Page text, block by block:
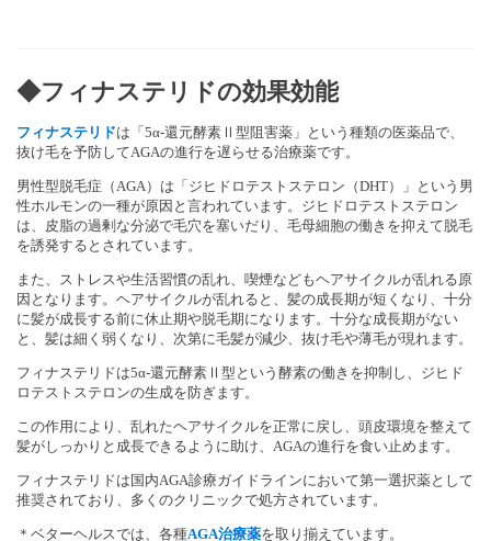
◆フィナステリドの効果効能
フィナステリドは「5α-還元酵素Ⅱ型阻害薬」という種類の医薬品で、
抜け毛を予防してAGAの進行を遅らせる治療薬です。
男性型脱毛症（AGA）は「ジヒドロテストステロン（DHT）」という男
性ホルモンの一種が原因と言われています。ジヒドロテストステロン
は、皮脂の過剰な分泌で毛穴を塞いだり、毛母細胞の働きを抑えて脱毛
を誘発するとされています。
また、ストレスや生活習慣の乱れ、喫煙などもヘアサイクルが乱れる原
因となります。ヘアサイクルが乱れると、髪の成長期が短くなり、十分
に髪が成長する前に休止期や脱毛期になります。十分な成長期がない
と、髪は細く弱くなり、次第に毛髪が減少、抜け毛や薄毛が現れます。
フィナステリドは5α-還元酵素Ⅱ型という酵素の働きを抑制し、ジヒド
ロテストステロンの生成を防ぎます。
この作用により、乱れたヘアサイクルを正常に戻し、頭皮環境を整えて
髪がしっかりと成長できるように助け、AGAの進行を食い止めます。
フィナステリドは国内AGA診療ガイドラインにおいて第一選択薬として
推奨されており、多くのクリニックで処方されています。
＊ベターヘルスでは、各種AGA治療薬を取り揃えています。